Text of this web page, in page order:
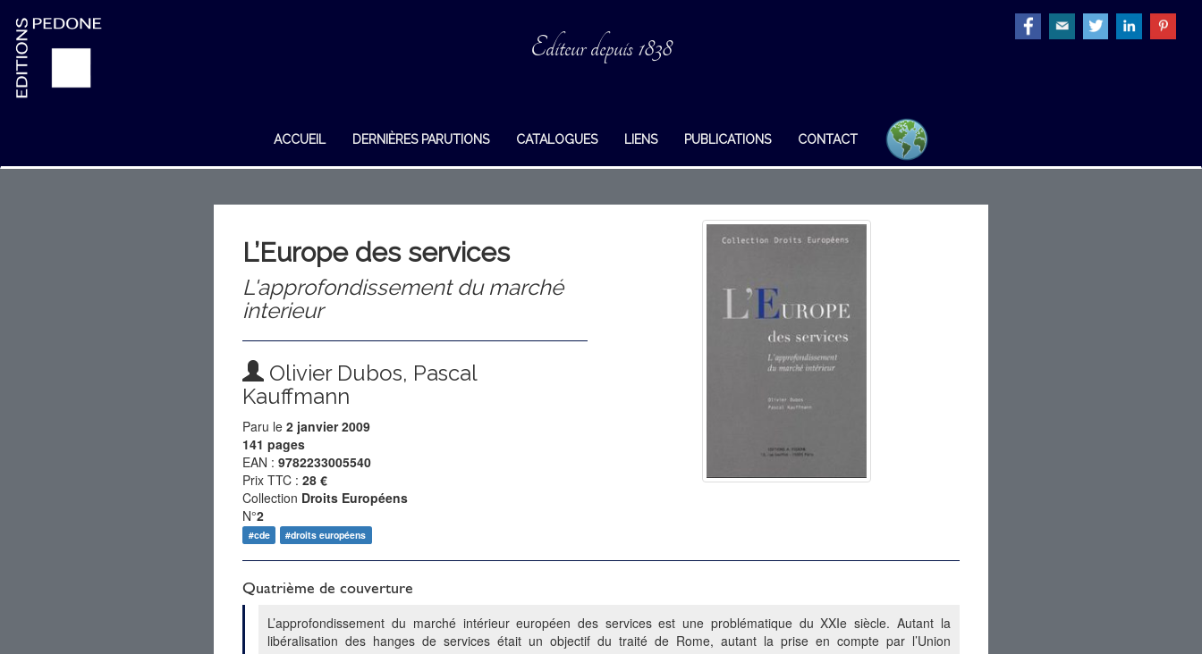
Editeur depuis 1838
ACCUEIL DERNIÈRES PARUTIONS CATALOGUES LIENS PUBLICATIONS CONTACT
L’Europe des services
L'approfondissement du marché
interieur
Olivier Dubos, Pascal
Kauffmann
Paru le2 janvier 2009
141 pages
EAN :9782233005540
Prix TTC :28 €
Collection Droits Européens
N°2
#cde #droits européens
Quatrième de couverture
L’approfondissement du marché intérieur européen des services est une problématique du XXIe siècle. Autant la
libéralisation des hanges de services était un objectif du traité de Rome, autant la prise en compte par l’Union